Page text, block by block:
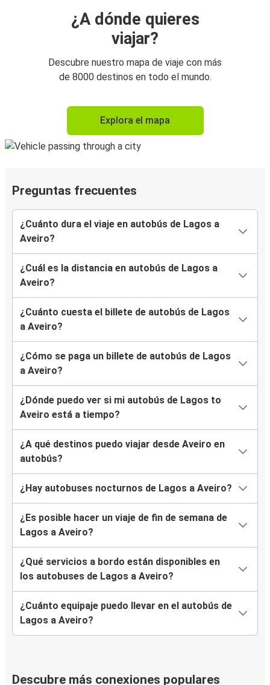
¿A dónde quieres
viajar?
Descubre nuestro mapa de viaje con más
de 8000 destinos en todo el mundo.
Explora el mapa
Preguntas frecuentes
¿Cuánto dura el viaje en autobús de Lagos a
Aveiro?
¿Cuál es la distancia en autobús de Lagos a
Aveiro?
¿Cuánto cuesta el billete de autobús de Lagos
a Aveiro?
¿Cómo se paga un billete de autobús de Lagos
a Aveiro?
¿Dónde puedo ver si mi autobús de Lagos to
Aveiro está a tiempo?
¿A qué destinos puedo viajar desde Aveiro en
autobús?
¿Hay autobuses nocturnos de Lagos a Aveiro?
¿Es posible hacer un viaje de fin de semana de
Lagos a Aveiro?
¿Qué servicios a bordo están disponibles en
los autobuses de Lagos a Aveiro?
¿Cuánto equipaje puedo llevar en el autobús de
Lagos a Aveiro?
Descubre más conexiones populares